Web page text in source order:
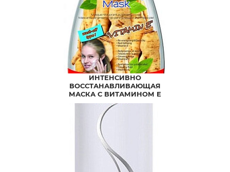
ИНТЕНСИВНО
ВОССТАНАВЛИВАЮЩАЯ
МАСКА С ВИТАМИНОМ Е
КРАСНЫЙ ЖЕНЬШЕНЬ
ЭНЕРГИЯ И УПРУГОСТЬ!